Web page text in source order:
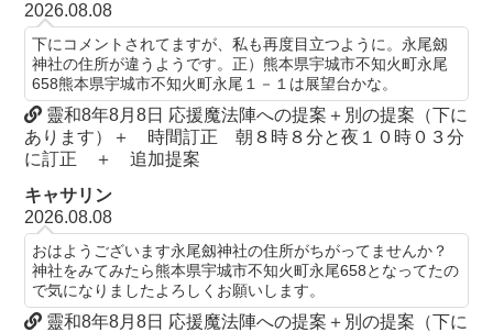
2026.08.08
下にコメントされてますが、私も再度目立つように。永尾劔
神社の住所が違うようです。正）熊本県宇城市不知火町永尾
658熊本県宇城市不知火町永尾１－１は展望台かな。
靈和8年8月8日 応援魔法陣への提案＋別の提案（下に
あります）＋ 時間訂正 朝８時８分と夜１０時０３分
に訂正 ＋ 追加提案
キャサリン
2026.08.08
おはようございます永尾劔神社の住所がちがってませんか？
神社をみてみたら熊本県宇城市不知火町永尾658となってたの
で気になりましたよろしくお願いします。
靈和8年8月8日 応援魔法陣への提案＋別の提案（下に